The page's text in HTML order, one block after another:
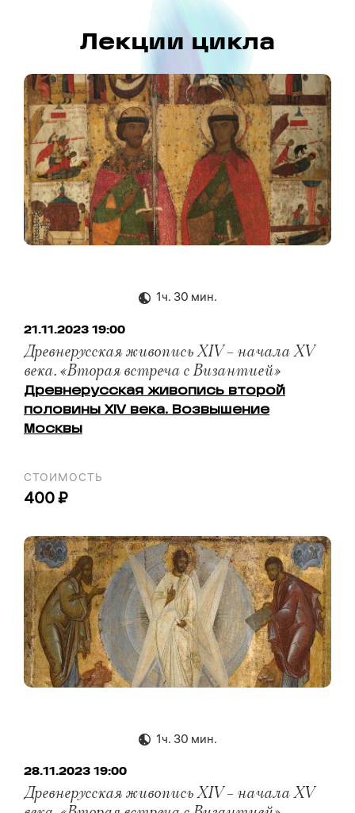
Лекции цикла
1ч. 30 мин.
21.11.2023 19:00
Древнерусская живопись XIV – начала XV
века. «Вторая встреча с Византией»
Древнерусская живопись второй
половины XIV века. Возвышение
Москвы
СТОИМОСТЬ
400 ₽
1ч. 30 мин.
28.11.2023 19:00
Древнерусская живопись XIV – начала XV